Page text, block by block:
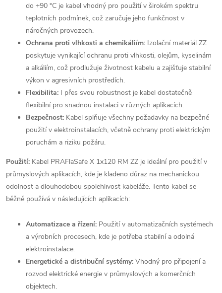
do +90 °C je kabel vhodný pro použití v širokém spektru
teplotních podmínek, což zaručuje jeho funkčnost v
náročných provozech.
Ochrana proti vlhkosti a chemikáliím: Izolační materiál ZZ
poskytuje vynikající ochranu proti vlhkosti, olejům, kyselinám
a alkáliím, což prodlužuje životnost kabelu a zajišťuje stabilní
výkon v agresivních prostředích.
Flexibilita: I přes svou robustnost je kabel dostatečně
flexibilní pro snadnou instalaci v různých aplikacích.
Bezpečnost: Kabel splňuje všechny požadavky na bezpečné
použití v elektroinstalacích, včetně ochrany proti elektrickým
poruchám a riziku požáru.
Použití: Kabel PRAFlaSafe X 1x120 RM ZZ je ideální pro použití v
průmyslových aplikacích, kde je kladeno důraz na mechanickou
odolnost a dlouhodobou spolehlivost kabeláže. Tento kabel se
běžně používá v následujících aplikacích:
Automatizace a řízení: Použití v automatizačních systémech
a výrobních procesech, kde je potřeba stabilní a odolná
elektroinstalace.
Energetické a distribuční systémy: Vhodný pro připojení a
rozvod elektrické energie v průmyslových a komerčních
objektech.